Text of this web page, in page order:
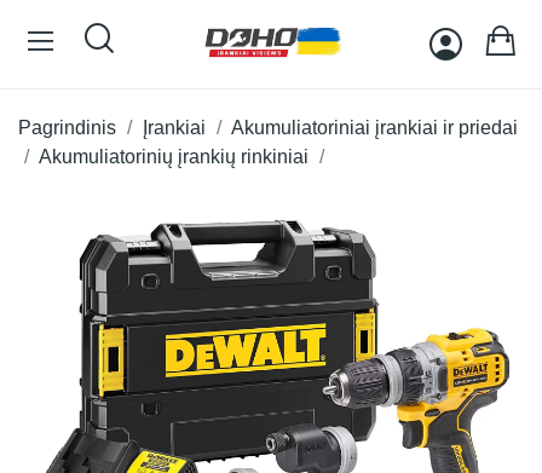
Pagrindinis Įrankiai
Akumuliatoriniai įrankiai ir priedai
Akumuliatorinių įrankių rinkiniai